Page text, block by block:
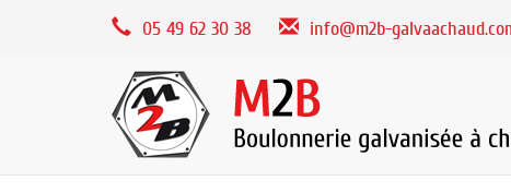
05 49 62 30 38 info@m2b-